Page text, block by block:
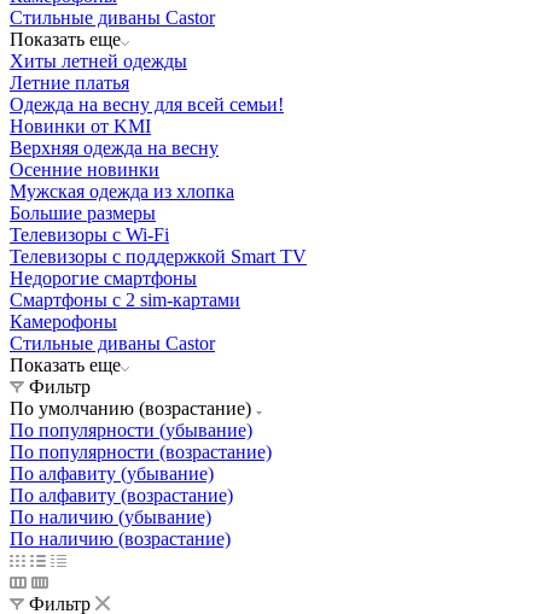
Стильные диваны Castor
Показать еще
Хиты летней одежды
Летние платья
Одежда на весну для всей семьи!
Новинки от KMI
Верхняя одежда на весну
Осенние новинки
Мужская одежда из хлопка
Большие размеры
Телевизоры с Wi-Fi
Телевизоры с поддержкой Smart TV
Недорогие смартфоны
Смартфоны с 2 sim-картами
Камерофоны
Стильные диваны Castor
Показать еще
Фильтр
По умолчанию (возрастание)
По популярности (убывание)
По популярности (возрастание)
По алфавиту (убывание)
По алфавиту (возрастание)
По наличию (убывание)
По наличию (возрастание)
Фильтр